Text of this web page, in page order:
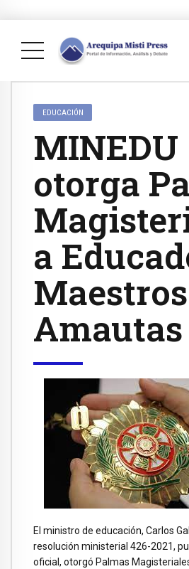
EDUCACIÓN
MINEDU
otorga
a
Amautas
El ministro de educación, Carlos
resolución ministerial 426-2021,
oficial, otorgó Palmas